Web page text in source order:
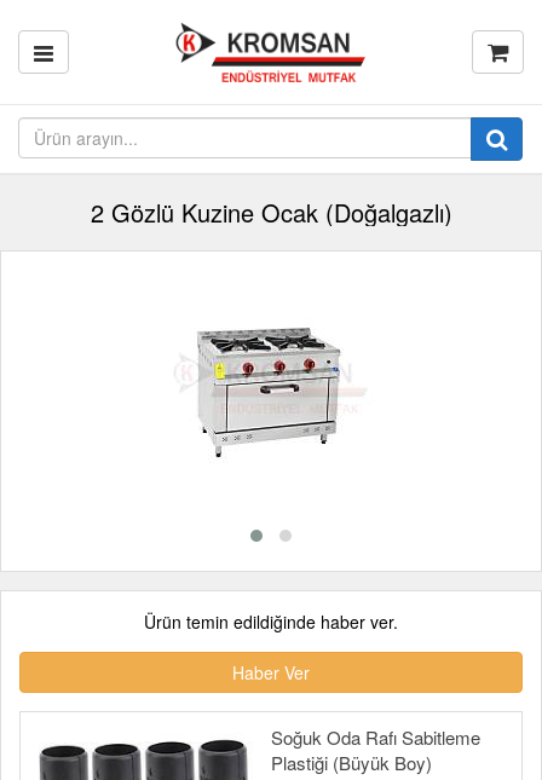
2 Gözlü Kuzine Ocak (Doğalgazlı)
Ürün temin edildiğinde haber ver.
Haber Ver
Soğuk Oda Rafı Sabitleme
Plastiği (Büyük Boy)